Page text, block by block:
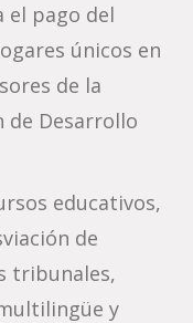
el pago del
únicos en
de la
de Desarrollo
educativos,
de
tribunales,
y